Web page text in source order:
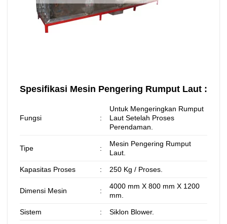
Spesifikasi Mesin Pengering Rumput Laut :
Fungsi :
Untuk Mengeringkan Rumput
Laut Setelah Proses
Perendaman.
Tipe :
Mesin Pengering Rumput
Laut.
Kapasitas Proses : 250 Kg / Proses.
Dimensi Mesin :
4000 mm X 800 mm X 1200
mm.
Sistem : Siklon Blower.